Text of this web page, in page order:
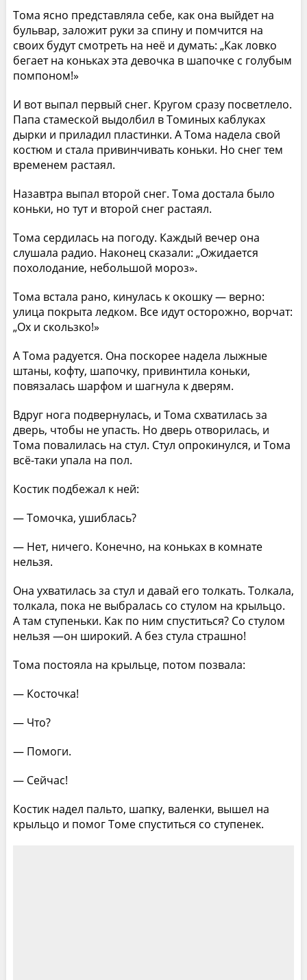
Тома ясно представляла себе, как она выйдет на
бульвар, заложит руки за спину и помчится на
своих будут смотреть на неё и думать: „Как ловко
бегает на коньках эта девочка в шапочке с голубым
помпоном!»
И вот выпал первый снег. Кругом сразу посветлело.
Папа стамеской выдолбил в Томиных каблуках
дырки и приладил пластинки. А Тома надела свой
костюм и стала привинчивать коньки. Но снег тем
временем растаял.
Назавтра выпал второй снег. Тома достала было
коньки, но тут и второй снег растаял.
Тома сердилась на погоду. Каждый вечер она
слушала радио. Наконец сказали: „Ожидается
похолодание, небольшой мороз».
Тома встала рано, кинулась к окошку — верно:
улица покрыта ледком. Все идут осторожно, ворчат:
„Ох и скользко!»
А Тома радуется. Она поскорее надела лыжные
штаны, кофту, шапочку, привинтила коньки,
повязалась шарфом и шагнула к дверям.
Вдруг нога подвернулась, и Тома схватилась за
дверь, чтобы не упасть. Но дверь отворилась, и
Тома повалилась на стул. Стул опрокинулся, и Тома
всё-таки упала на пол.
Костик подбежал к ней:
— Томочка, ушиблась?
— Нет, ничего. Конечно, на коньках в комнате
нельзя.
Она ухватилась за стул и давай его толкать. Толкала,
толкала, пока не выбралась со стулом на крыльцо.
А там ступеньки. Как по ним спуститься? Со стулом
нельзя —он широкий. А без стула страшно!
Тома постояла на крыльце, потом позвала:
— Косточка!
— Что?
— Помоги.
— Сейчас!
Костик надел пальто, шапку, валенки, вышел на
крыльцо и помог Томе спуститься со ступенек.